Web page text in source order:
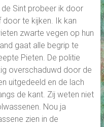
Sint probeer ik door
te kijken. Ik kan
zwarte vegen op hun
gaat alle begrip te
Pieten. De politie
overschaduwd door de
uitgedeeld en de lach
de kant. Zij weten niet
Nou ja
zien in de